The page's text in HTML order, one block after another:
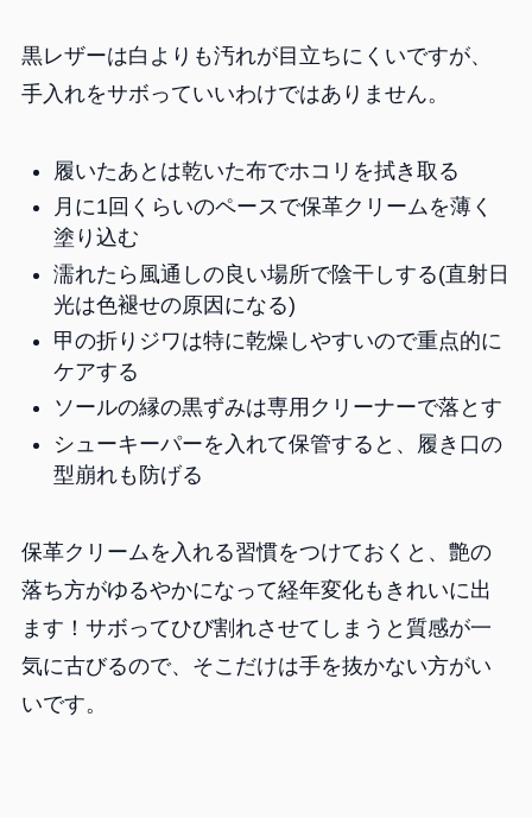
黒レザーは白よりも汚れが目立ちにくいですが、
手入れをサボっていいわけではありません。
履いたあとは乾いた布でホコリを拭き取る
月に1回くらいのペースで保革クリームを薄く
塗り込む
濡れたら風通しの良い場所で陰干しする(直射日
光は色褪せの原因になる)
甲の折りジワは特に乾燥しやすいので重点的に
ケアする
ソールの縁の黒ずみは専用クリーナーで落とす
シューキーパーを入れて保管すると、履き口の
型崩れも防げる
保革クリームを入れる習慣をつけておくと、艶の
落ち方がゆるやかになって経年変化もきれいに出
ます！サボってひび割れさせてしまうと質感が一
気に古びるので、そこだけは手を抜かない方がい
いです。